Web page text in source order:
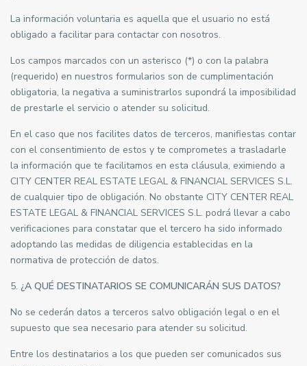
La información voluntaria es aquella que el usuario no está
obligado a facilitar para contactar con nosotros.
Los campos marcados con un asterisco (*) o con la palabra
(requerido) en nuestros formularios son de cumplimentación
obligatoria, la negativa a suministrarlos supondrá la imposibilidad
de prestarle el servicio o atender su solicitud.
En el caso que nos facilites datos de terceros, manifiestas contar
con el consentimiento de estos y te comprometes a trasladarle
la información que te facilitamos en esta cláusula, eximiendo a
CITY CENTER REAL ESTATE LEGAL & FINANCIAL SERVICES S.L.
de cualquier tipo de obligación. No obstante CITY CENTER REAL
ESTATE LEGAL & FINANCIAL SERVICES S.L. podrá llevar a cabo
verificaciones para constatar que el tercero ha sido informado
adoptando las medidas de diligencia establecidas en la
normativa de protección de datos.
5. ¿A QUÉ DESTINATARIOS SE COMUNICARÁN SUS DATOS?
No se cederán datos a terceros salvo obligación legal o en el
supuesto que sea necesario para atender su solicitud.
Entre los destinatarios a los que pueden ser comunicados sus